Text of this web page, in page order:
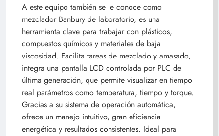
A este equipo también se le conoce como
mezclador Banbury de laboratorio, es una
herramienta clave para trabajar con plásticos,
compuestos químicos y materiales de baja
viscosidad. Facilita tareas de mezclado y amasado,
integra una pantalla LCD controlada por PLC de
última generación, que permite visualizar en tiempo
real parámetros como temperatura, tiempo y torque.
Gracias a su sistema de operación automática,
ofrece un manejo intuitivo, gran eficiencia
energética y resultados consistentes. Ideal para